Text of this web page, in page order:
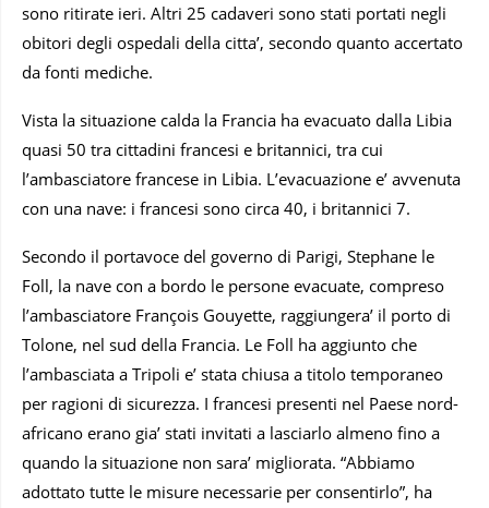
sono ritirate ieri. Altri 25 cadaveri sono stati portati negli
obitori degli ospedali della citta’, secondo quanto accertato
da fonti mediche.
Vista la situazione calda la Francia ha evacuato dalla Libia
quasi 50 tra cittadini francesi e britannici, tra cui
l’ambasciatore francese in Libia. L’evacuazione e’ avvenuta
con una nave: i francesi sono circa 40, i britannici 7.
Secondo il portavoce del governo di Parigi, Stephane le
Foll, la nave con a bordo le persone evacuate, compreso
l’ambasciatore François Gouyette, raggiungera’ il porto di
Tolone, nel sud della Francia. Le Foll ha aggiunto che
l’ambasciata a Tripoli e’ stata chiusa a titolo temporaneo
per ragioni di sicurezza. I francesi presenti nel Paese nord-
africano erano gia’ stati invitati a lasciarlo almeno fino a
quando la situazione non sara’ migliorata. “Abbiamo
adottato tutte le misure necessarie per consentirlo”, ha